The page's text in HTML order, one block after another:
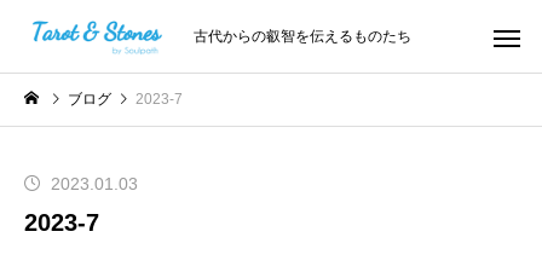
古代からの叡智を伝えるものたち
ブログ 2023-7
2023.01.03
2023-7